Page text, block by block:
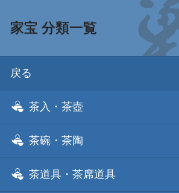
目次
武将 読み一覧
姫 読み一覧
家宝 分類一覧
家宝 分類一覧
戻る
茶入・茶壺
茶碗・茶陶
茶道具・茶席道具